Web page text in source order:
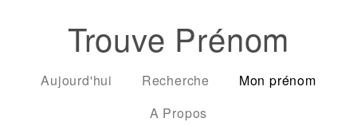
Trouve Prénom
Aujourd'hui Recherche
Mon prénom
A Propos